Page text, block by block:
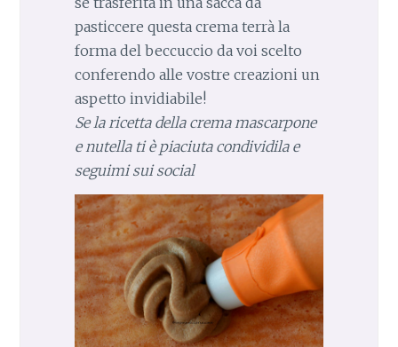
pasticcere questa crema terrà la
forma del beccuccio da voi scelto
conferendo alle vostre creazioni un
aspetto invidiabile!
Se la ricetta della crema mascarpone
e nutella ti è piaciuta condividila e
seguimi sui social